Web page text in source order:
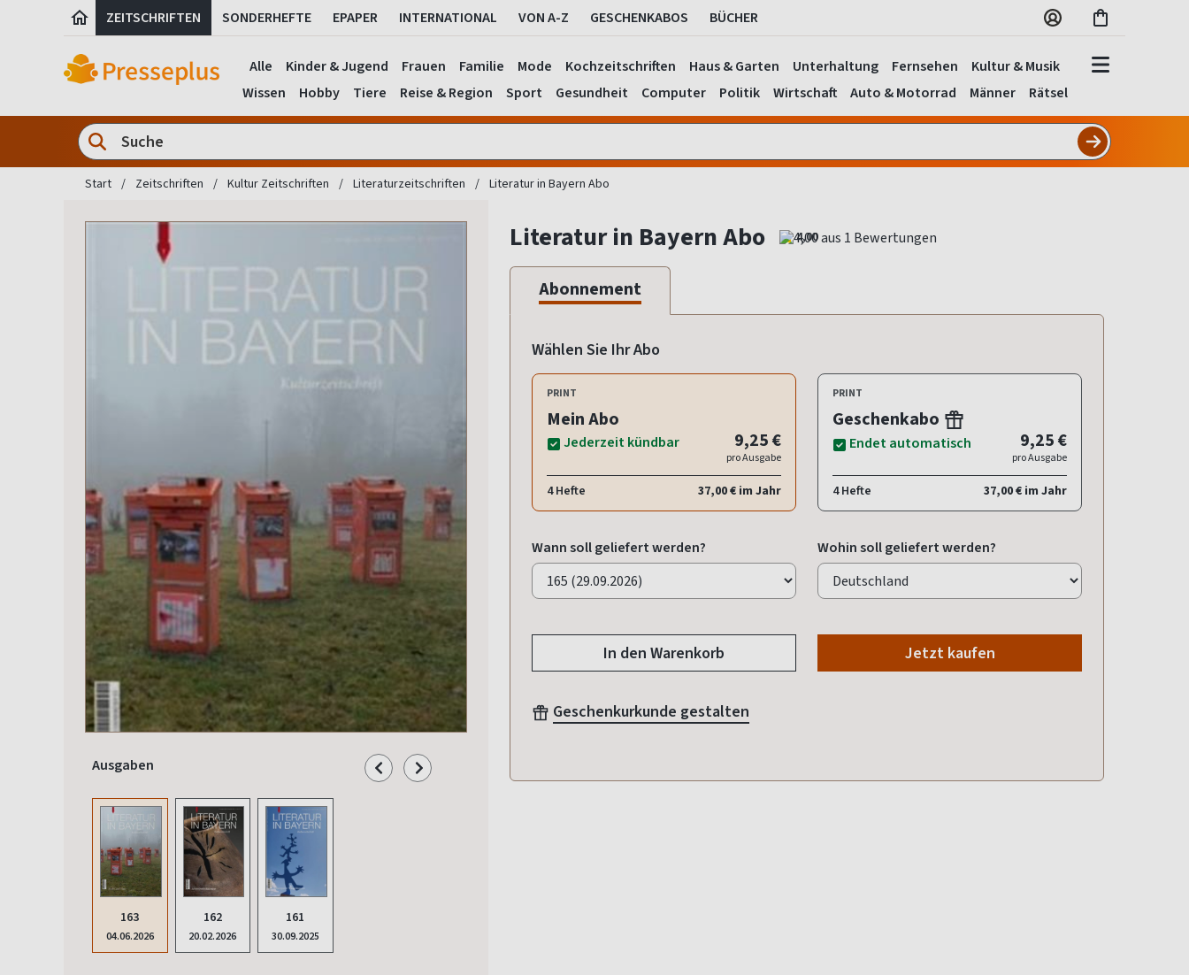
ZEITSCHRIFTEN SONDERHEFTE EPAPER INTERNATIONAL VON A-Z GESCHENKABOS BÜCHER
Alle Kinder & Jugend Frauen Familie Mode Kochzeitschriften Haus & Garten Unterhaltung Fernsehen
Kultur & Musik
Wissen
Hobby Tiere Reise & Region Sport Gesundheit Computer Politik Wirtschaft Auto & Motorrad Männer Rätsel
Start Zeitschriften Kultur Zeitschriften Literaturzeitschriften Literatur in Bayern Abo
Ausgaben
163
04.06.2026
162
20.02.2026
161
30.09.2025
Literatur in Bayern Abo 4,00
Abonnement
Wählen Sie Ihr Abo
PRINT
Mein Abo
Jederzeit kündbar 9,25 €
pro Ausgabe
4 Hefte 37,00 € im Jahr
PRINT
Geschenkabo
Endet automatisch 9,25 €
pro Ausgabe
4 Hefte 37,00 € im Jahr
Wann soll geliefert werden? Wohin soll geliefert werden?
In den Warenkorb Jetzt kaufen
Geschenkurkunde gestalten